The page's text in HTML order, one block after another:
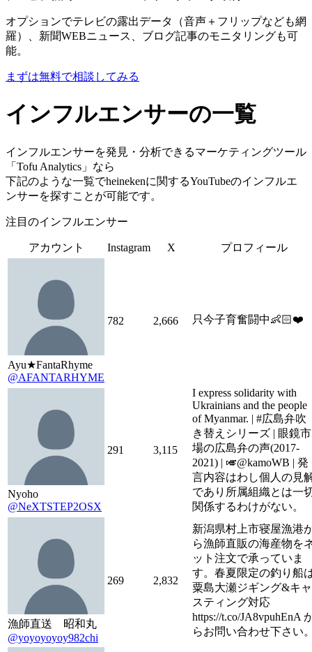
オプションでテレビの露出データ（音声＋フリップなども網
羅）、新聞WEBニュース、ブログ記事のモニタリングも可
能。
まずは無料で相談してみる
インフルエンサーの一覧
インフルエンサーを発見・分析できるマーケティングツール
「Tofu Analytics」なら
下記のような一覧でheinekenに関するYouTubeのインフルエ
ンサーを探すことが可能です。
注目のインフルエンサー
アカウント Instagram X プロフィール
Ayu★FantaRhyme
@AFANTARHYME
782 2,666 只今子育奮闘中👶🏻❤️
Nyoho
@NeXTSTEP2OSX
291 3,115
I express solidarity with
Ukrainians and the people
of Myanmar. | #広島弁吹
き替えシリーズ | 眼鏡市
場の広島弁の声(2017-
2021) | 🎺@kamoWB | 発
言内容はわし個人の見
であり所属組織とは一
関係するわけがない。
漁師直送 昭和丸
@yoyoyoyoy982chi
269 2,832
新潟県村上市寝屋漁港
ら漁師直販の海産物を
ット注文で承っていま
す。春夏限定の釣り船
粟島大瀬ジギング&キャ
スティング対応
https://t.co/JA8vpuhEnA
らお問い合わせ下さい